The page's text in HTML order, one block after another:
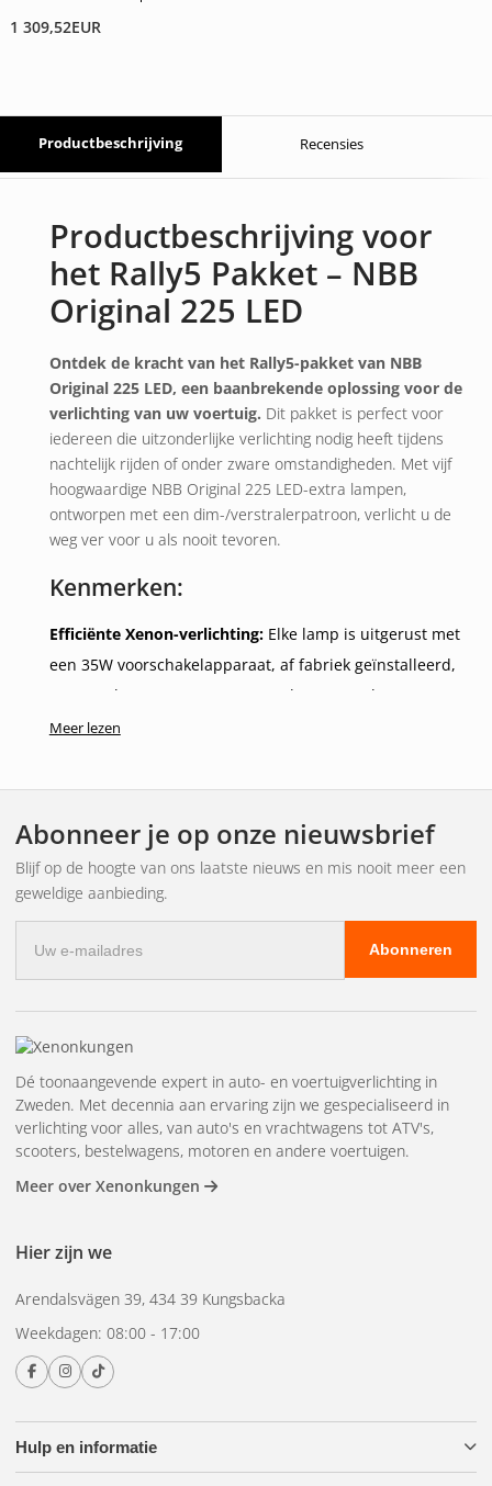
1 309,52EUR
Productbeschrijving Recensies
Productbeschrijving voor
het Rally5 Pakket – NBB
Original 225 LED
Ontdek de kracht van het Rally5-pakket van NBB
Original 225 LED, een baanbrekende oplossing voor de
verlichting van uw voertuig. Dit pakket is perfect voor
iedereen die uitzonderlijke verlichting nodig heeft tijdens
nachtelijk rijden of onder zware omstandigheden. Met vijf
hoogwaardige NBB Original 225 LED-extra lampen,
ontworpen met een dim-/verstralerpatroon, verlicht u de
weg ver voor u als nooit tevoren.
Kenmerken:
Efficiënte Xenon-verlichting:Elke lamp is uitgerust met
een 35W voorschakelapparaat, af fabriek geïnstalleerd,
wat neerkomt op ongeveer 3300 lumen per lamp. De
totale lichtstroom van vijf lampen bedraagt maar liefst
lichtopbrengst en een uitstekend bereik.
lantaarns zijn gemaakt van glasvezelversterkte kunststof
met een aluminium vrije-vorm reflector en een heldere
lichtspreiding garandeert.
ballast is lichtgewicht en efficiënt ontworpen, met de
mogelijkheid om deze desgewenst extern te plaatsen.
Certificering en garantie:Alle lampen zijn E-goedgekeurd
en het systeem heeft een garantie van een jaar.
van ons kiezen?
Onze toewijding aan kwaliteit en klantenservice onderscheidt
ons. Met erkende prijzen voor onze klantenservice kunt u
erop vertrouwen dat u producten en ondersteuning van
wereldklasse ontvangt.
superieure lichtervaring die effectief door de duisternis heen
Meer lezen
Abonneer je op onze nieuwsbrief
Blijf op de hoogte van ons laatste nieuws en mis nooit meer een
geweldige aanbieding.
mailadres
Abonneren
Hulp en informatie
Dé toonaangevende expert in auto- en voertuigverlichting in
Zweden. Met decennia aan ervaring zijn we gespecialiseerd in
verlichting voor alles, van auto's en vrachtwagens tot ATV's,
scooters, bestelwagens, motoren en andere voertuigen.
Meer over Xenonkungen
Hier zijn we
Arendalsvägen 39, 434 39 Kungsbacka
Weekdagen: 08:00 - 17:00